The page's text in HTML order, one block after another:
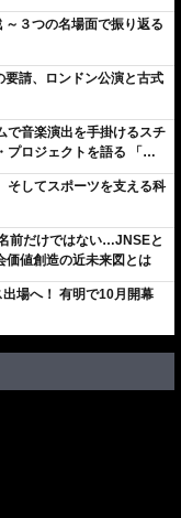
３つの名場面で振り返る
請、ロンドン公演と古式
で音楽演出を手掛けるスチ
プロジェクトを語る 「楽
成長曲線だから」
そしてスポーツを支える科
前だけではない…JNSEと
価値創造の近未来図とは
場へ！ 有明で10月開幕